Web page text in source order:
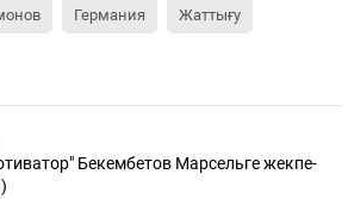
Германия Жаттығу
Бекембетов Марсельге жекпе-